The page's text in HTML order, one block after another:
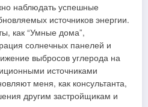
наблюдать успешные
источников энергии.
как “Умные дома”,
солнечных панелей и
выбросов углерода на
источниками
меня, как консультанта,
другим застройщикам и